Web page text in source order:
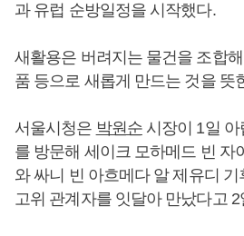
과 유럽 순방일정을 시작했다.
새활용은 버려지는 물건을 조합
품 등으로 새롭게 만드는 것을 뜻
서울시청은 박원순시장이 1일 아
를 방문해 세이크 모하메드 빈 자
와 싸니 빈 아흐메다 알 제유디
고위 관계자를 잇달아 만났다고 2